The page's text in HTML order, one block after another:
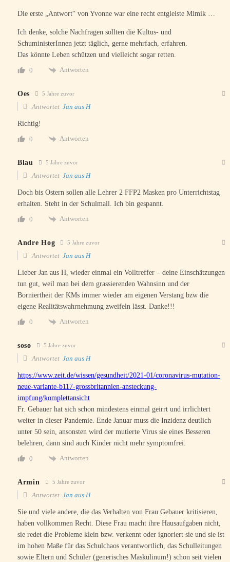
Die erste „Antwort“ von Yvonne war eine recht entgleiste Mimik …
Ich denke, solche Nachfragen sollten die Kultus- und
SchuministerInnen jetzt täglich, gerne mehrfach, erfahren.
Das könnte Leben schützen und vielleicht sogar retten.
0
Antworten
Oes 5 Jahre zuvor
Antwortet Jan aus H
Richtig!
0
Antworten
Blau 5 Jahre zuvor
Antwortet Jan aus H
Doch bis Ostern sollen alle Lehrer 2 FFP2 Masken pro Unterrichtstag
erhalten. Steht in der Schulmail. Ich bin gespannt.
0
Antworten
Andre Hog 5 Jahre zuvor
Antwortet Jan aus H
Lieber Jan aus H, wieder einmal ein Volltreffer – deine Einschätzungen
tun gut, weil man bei dem grassierenden Wahnsinn und der
Borniertheit der KMs immer wieder am eigenen Verstang bzw die
eigene Realitätswahrnehmung zweifeln lässt. Danke!!!
0
Antworten
soso 5 Jahre zuvor
Antwortet Jan aus H
https://www.zeit.de/wissen/gesundheit/2021-01/coronavirus-mutation-
neue-variante-b117-grossbritannien-ansteckung-
impfung/komplettansicht
Fr. Gebauer hat sich schon mindestens einmal geirrt und irrlichtert
weiter in dieser Pandemie. Ende Januar muss die Inzidenz deutlich
unter 50 sein, ansonsten wird der mutierte Virus sie eines Besseren
belehren, dann sind auch Kinder nicht mehr symptomfrei.
0
Antworten
Armin 5 Jahre zuvor
Antwortet Jan aus H
Sie und viele andere, die das Verhalten von Frau Gebauer kritisieren,
haben vollkommen Recht. Diese Frau macht ihre Hausaufgaben nicht,
sie redet die Probleme klein bzw. verkennt oder ignoriert sie und sie ist
im hohen Maße für das Schulchaos verantwortlich, das Schulleitungen
sowie Eltern und Schüler (generisches Maskulinum!) schon seit vielen